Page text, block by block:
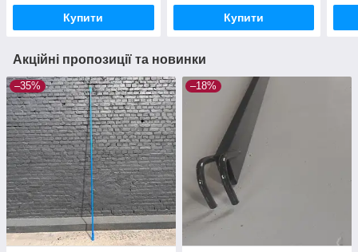
Купити Купити
Акційні пропозиції та новинки
–35% –18%